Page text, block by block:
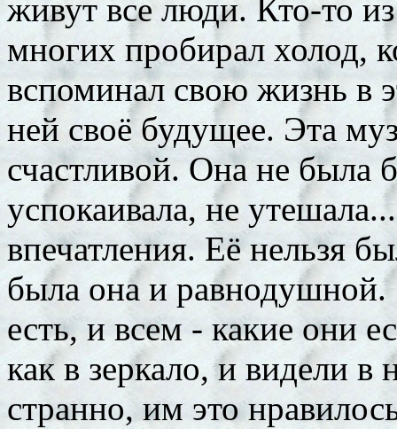
живут все люди. Кто-то
многих пробирал холод,
вспоминал свою жизнь в
ней своё будущее. Эта
счастливой. Она не была
успокаивала, не
впечатления. Её нельзя
была она и равнодушной.
есть, и всем - какие они
как в зеркало, и видели в
странно, им это